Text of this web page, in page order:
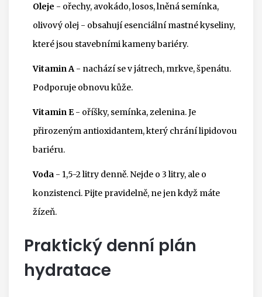
Oleje - ořechy, avokádo, losos, lněná semínka,
olivový olej - obsahují esenciální mastné kyseliny,
které jsou stavebními kameny bariéry.
Vitamin A - nachází se v játrech, mrkve, špenátu.
Podporuje obnovu kůže.
Vitamin E- oříšky, semínka, zelenina. Je
přirozeným antioxidantem, který chrání lipidovou
bariéru.
Voda - 1,5-2 litry denně. Nejde o 3 litry, ale o
konzistenci. Pijte pravidelně, ne jen když máte
žízeň.
Praktický denní plán
hydratace